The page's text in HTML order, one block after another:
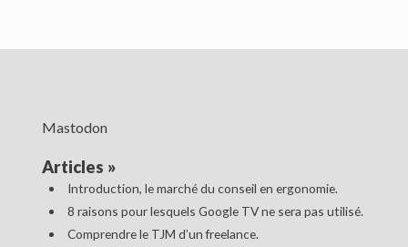
Mastodon
Articles »
Introduction, le marché du conseil en ergonomie.
8 raisons pour lesquels Google TV ne sera pas utilisé.
Comprendre le TJM d’un freelance.